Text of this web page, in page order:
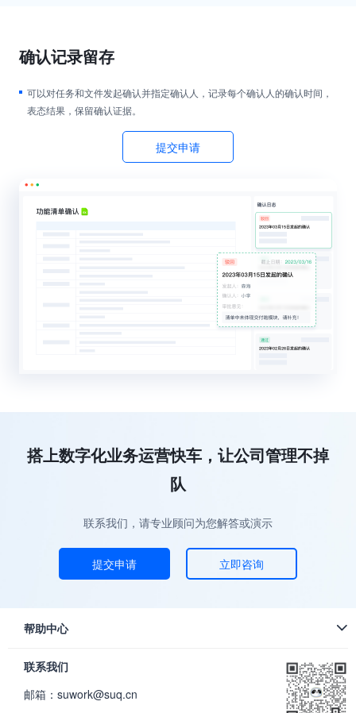
确认记录留存
可以对任务和文件发起确认并指定确认人，记录每个确认人的确认时间，
表态结果，保留确认证据。
提交申请
搭上数字化业务运营快车，让公司管理不掉
队
联系我们，请专业顾问为您解答或演示
提交申请 立即咨询
帮助中心
联系我们
邮箱：suwork@suq.cn